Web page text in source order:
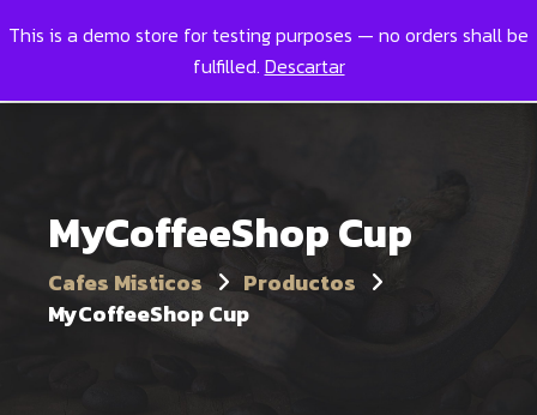
MyCoffeeShop Cup
Cafes Misticos
Productos
MyCoffeeShop Cup
This is a demo store for testing purposes — no orders shall be
fulfilled. Descartar